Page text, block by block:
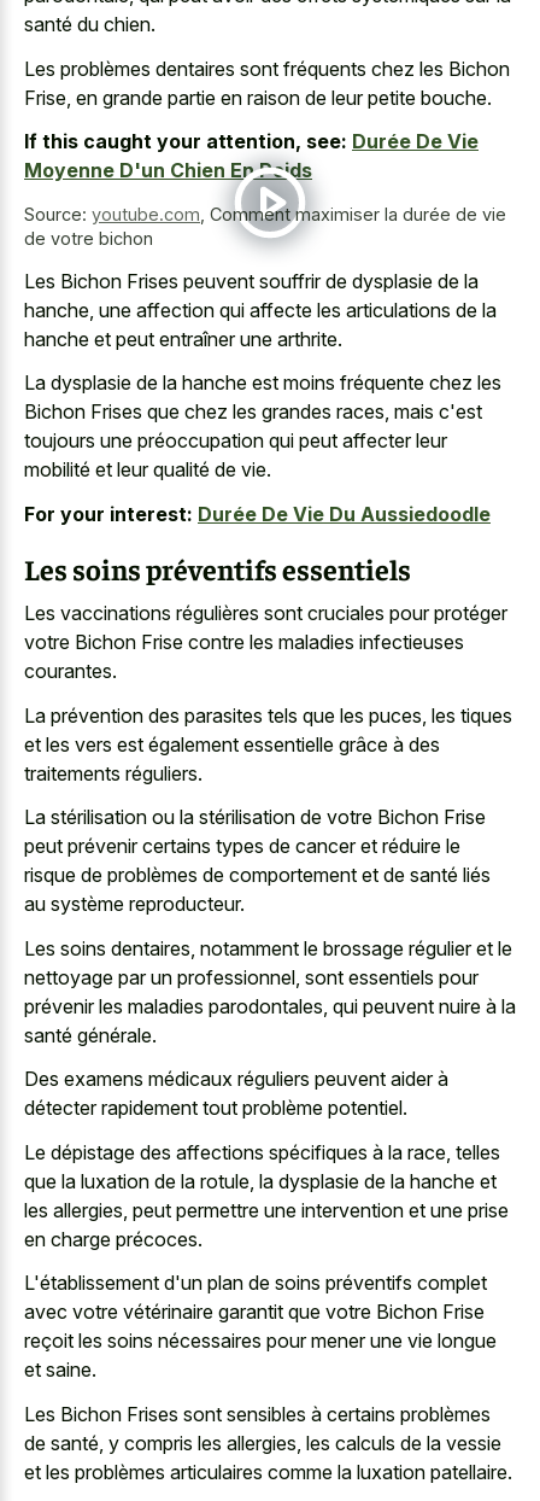
santé du chien.
Les problèmes dentaires sont fréquents chez les Bichon
Frise, en grande partie en raison de leur petite bouche.
If this caught your attention, see: Durée De Vie
Moyenne D'un Chien En Poids
Source: youtube.com Comment maximiser la durée de vie
de votre bichon
Les Bichon Frises peuvent souffrir de dysplasie de la
hanche, une affection qui affecte les articulations de la
hanche et peut entraîner une arthrite.
La dysplasie de la hanche est moins fréquente chez les
Bichon Frises que chez les grandes races, mais c'est
toujours une préoccupation qui peut affecter leur
mobilité et leur qualité de vie.
For your interest: Durée De Vie Du Aussiedoodle
Les soins préventifs essentiels
Les vaccinations régulières sont cruciales pour protéger
votre Bichon Frise contre les maladies infectieuses
courantes.
La prévention des parasites tels que les puces, les tiques
et les vers est également essentielle grâce à des
traitements réguliers.
La stérilisation ou la stérilisation de votre Bichon Frise
peut prévenir certains types de cancer et réduire le
risque de problèmes de comportement et de santé liés
au système reproducteur.
Les soins dentaires, notamment le brossage régulier et le
nettoyage par un professionnel, sont essentiels pour
prévenir les maladies parodontales, qui peuvent nuire à la
santé générale.
Des examens médicaux réguliers peuvent aider à
détecter rapidement tout problème potentiel.
Le dépistage des affections spécifiques à la race, telles
que la luxation de la rotule, la dysplasie de la hanche et
les allergies, peut permettre une intervention et une prise
en charge précoces.
L'établissement d'un plan de soins préventifs complet
avec votre vétérinaire garantit que votre Bichon Frise
reçoit les soins nécessaires pour mener une vie longue
et saine.
Les Bichon Frises sont sensibles à certains problèmes
de santé, y compris les allergies, les calculs de la vessie
et les problèmes articulaires comme la luxation patellaire.